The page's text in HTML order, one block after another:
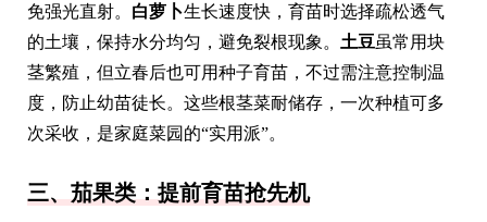
免强光直射。 白萝卜生长速度快，育苗时选择疏松透气
的土壤，保持水分均匀，避免裂根现象。 土豆虽常用块
茎繁殖，但立春后也可用种子育苗，不过需注意控制温
度，防止幼苗徒长。这些根茎菜耐储存，一次种植可多
次采收，是家庭菜园的“实用派”。
三、茄果类：提前育苗抢先机